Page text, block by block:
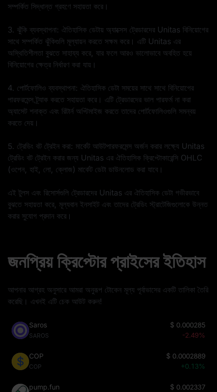
সম্পর্কিত সিদ্ধান্ত গ্রহণে সহায়তা করে।
3. ঝুঁকি ব্যবস্থাপনা: ঐতিহাসিক ডেটায় অ্যাক্সেস ট্রেডারদের Unitas বিনিয়োগের
সাথে সম্পর্কিত ঝুঁকিগুলি মূল্যায়ন করতে সক্ষম করে। এটি Unitas এর
অস্থিতিশীলতা বুঝতে সাহায্য করে, যার ফলে আরও ভালোভাবে অবহিত হয়ে
বিনিয়োগের ক্ষেত্র নির্ধারণ করা যায়।
4. পোর্টফোলিও ব্যবস্থাপনা: ঐতিহাসিক ডেটা সময়ের সাথে সাথে বিনিয়োগের
পারফরমেন্স ট্র্যাক করতে সহায়তা করে। এটি ট্রেডারদের ভাল পারফর্ম না করা
অ্যাসেট শনাক্ত এবং রিটার্ন অপ্টিমাইজ করতে তাদের পোর্টফোলিওগুলি সমন্বয়
করতে দেয়।
5. ট্রেডিং বট ট্রেইন করা: মার্কেট আউটপারফরমেন্স অর্জন করার লক্ষ্যে Unitas
ট্রেডিং বট ট্রেইন করার জন্য Unitas এর ঐতিহাসিক ক্রিপ্টোকারেন্সি OHLC
(ওপেন, হাই, লো, ক্লোজ) মার্কেট ডেটা ডাউনলোড করা যাবে।
এই টুলস এবং রিসোর্সগুলি ট্রেডারদের Unitas এর ঐতিহাসিক ডেটা গভীরভাবে
বুঝতে সহায়তা করে, মূল্যবান ইনসাইট এবং তাদের ট্রেডিং স্ট্রাটেজিগুলোকে উন্নত
করার সুযোগ প্রদান করে।
জনপ্রিয় ক্রিপ্টোর প্রাইসের ইতিহাস
আপনার আগ্রহ অনুসারে আমরা অনুরূপ টোকেন মূল্য পূর্বাভাসের একটি তালিকা তৈরি
করেছি। এখনই এটি চেক আউট করুন!
Saros
SAROS
$ 0.000285
-2.49%
COP
COP
$ 0.0002889
+0.13%
pump.fun $ 0.002337